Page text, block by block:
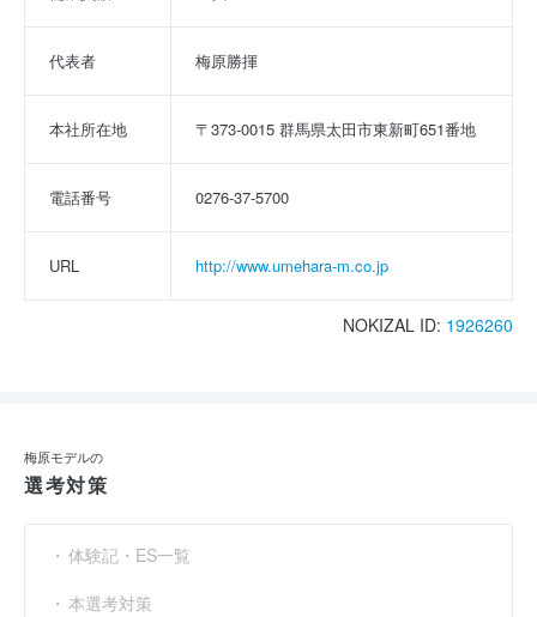
代表者 梅原勝揮
本社所在地 〒373-0015 群馬県太田市東新町651番地
電話番号 0276-37-5700
URL http://www.umehara-m.co.jp
NOKIZAL ID: 1926260
梅原モデルの
選考対策
体験記・ES一覧
本選考対策